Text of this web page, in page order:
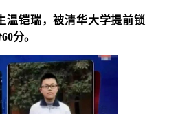
温铠瑞，被清华大学提前锁
分。